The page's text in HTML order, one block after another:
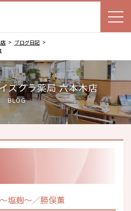
ブログ日記
スクラ薬局 六本木店
BLOG
塩麹～／勝俣薫